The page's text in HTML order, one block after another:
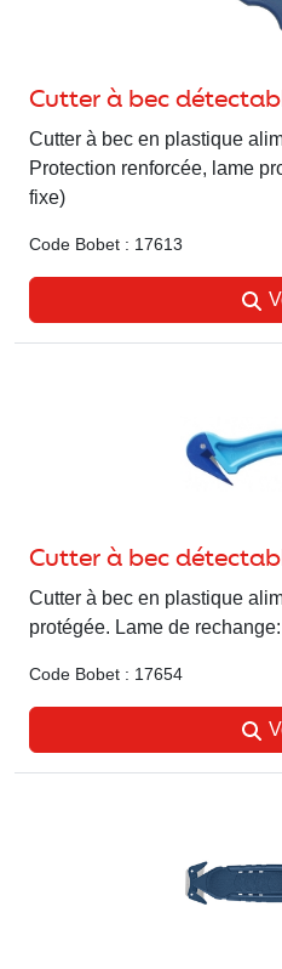
Cutter à bec
Cutter à bec en plastique
Protection renforcée, lame
fixe)
Code Bobet : 17613
Cutter à bec
Cutter à bec en plastique
protégée. Lame de
Code Bobet : 17654